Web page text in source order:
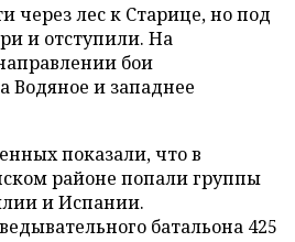
через лес к Старице, но под
и отступили. На
бои
Водяное и западнее
показали, что в
районе попали группы
и Испании.
батальона 425